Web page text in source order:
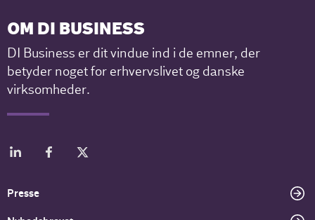
OM DI BUSINESS
DI Business er dit vindue ind i de emner, der
betyder noget for erhvervslivet og danske
virksomheder.
Presse